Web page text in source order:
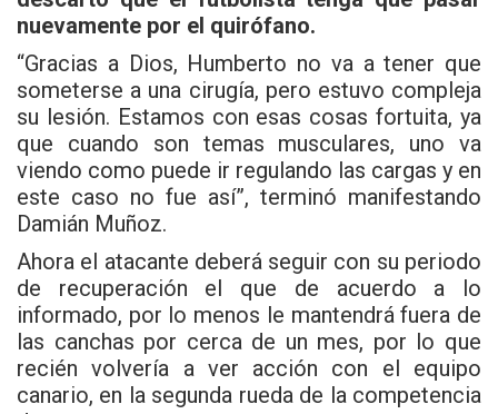
nuevamente por el quirófano.
“Gracias a Dios, Humberto no va a tener que
someterse a una cirugía, pero estuvo compleja
su lesión. Estamos con esas cosas fortuita, ya
que cuando son temas musculares, uno va
viendo como puede ir regulando las cargas y en
este caso no fue así”, terminó manifestando
Damián Muñoz.
Ahora el atacante deberá seguir con su periodo
de recuperación el que de acuerdo a lo
informado, por lo menos le mantendrá fuera de
las canchas por cerca de un mes, por lo que
recién volvería a ver acción con el equipo
canario, en la segunda rueda de la competencia